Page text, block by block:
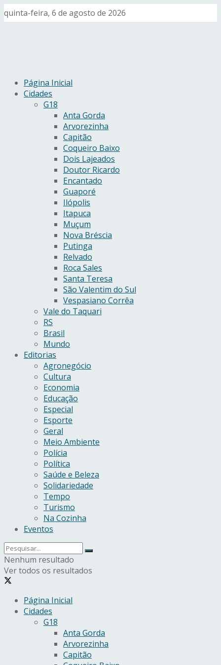
quinta-feira, 6 de agosto de 2026
Página Inicial
Cidades
G18
Anta Gorda
Arvorezinha
Capitão
Coqueiro Baixo
Dois Lajeados
Doutor Ricardo
Encantado
Guaporé
Ilópolis
Itapuca
Muçum
Nova Bréscia
Putinga
Relvado
Roca Sales
Santa Teresa
São Valentim do Sul
Vespasiano Corrêa
Vale do Taquari
RS
Brasil
Mundo
Editorias
Agronegócio
Cultura
Economia
Educação
Especial
Esporte
Geral
Meio Ambiente
Polícia
Política
Saúde e Beleza
Solidariedade
Tempo
Turismo
Na Cozinha
Eventos
Nenhum resultado
Ver todos os resultados
Página Inicial
Cidades
G18
Anta Gorda
Arvorezinha
Capitão